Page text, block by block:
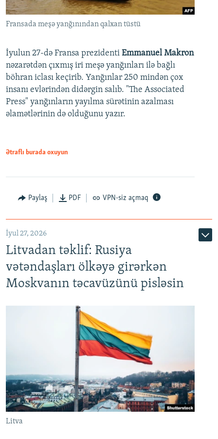
Fransada meşə yanğınından qalxan tüstü
İyulun 27-də Fransa prezidenti Emmanuel Makron
nəzarətdən çıxmış iri meşə yanğınları ilə bağlı
böhran iclası keçirib. Yanğınlar 250 mindən çox
insanı evlərindən didərgin salıb. "The Associated
Press" yanğınların yayılma sürətinin azalması
əlamətlərinin də olduğunu yazır.
Ətraflı burada oxuyun
Paylaş PDF VPN-siz açmaq
İyul 27, 2026
Litvadan təklif: Rusiya
vətəndaşları ölkəyə girərkən
Moskvanın təcavüzünü pisləsin
Litva